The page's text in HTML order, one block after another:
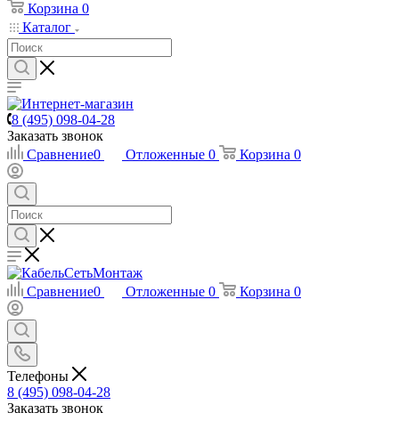
Корзина 0
Каталог
8 (495) 098-04-28
Заказать звонок
Сравнение0 Отложенные 0 Корзина 0
Сравнение0 Отложенные 0 Корзина 0
Телефоны
8 (495) 098-04-28
Заказать звонок